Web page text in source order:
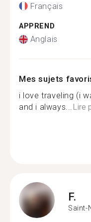
Français
APPREND
Anglais
Mes sujets
i love traveling (i
and i always...Lire
F.
Saint-